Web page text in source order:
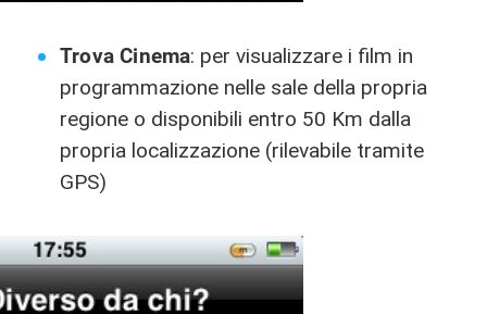
Trova Cinema: per visualizzare i film in
programmazione nelle sale della propria
regione o disponibili entro 50 Km dalla
propria localizzazione (rilevabile tramite
GPS)